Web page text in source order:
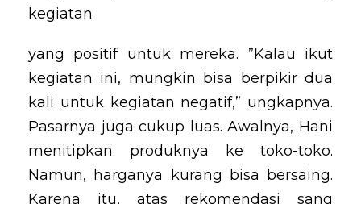
kegiatan
yang positif untuk mereka. ”Kalau ikut
kegiatan ini, mungkin bisa berpikir dua
kali untuk kegiatan negatif,” ungkapnya.
Pasarnya juga cukup luas. Awalnya, Hani
menitipkan produknya ke toko-toko.
Namun, harganya kurang bisa bersaing.
Karena itu, atas rekomendasi sang